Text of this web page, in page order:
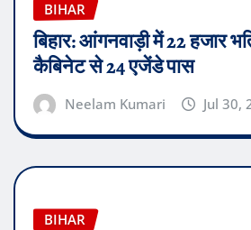
BIHAR
बिहार: आंगनवाड़ी में 22 हजार
कैबिनेट से 24 एजेंडे पास
Neelam Kumari Jul 30,
BIHAR